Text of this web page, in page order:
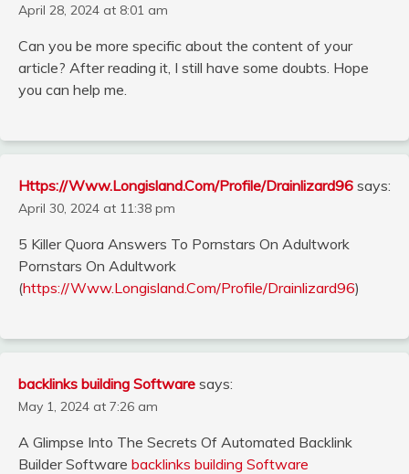
April 28, 2024 at 8:01 am
Can you be more specific about the content of your
article? After reading it, I still have some doubts. Hope
you can help me.
Https://Www.Longisland.Com/Profile/Drainlizard96 says:
April 30, 2024 at 11:38 pm
5 Killer Quora Answers To Pornstars On Adultwork
Pornstars On Adultwork
(https://Www.Longisland.Com/Profile/Drainlizard96)
backlinks building Software says:
May 1, 2024 at 7:26 am
A Glimpse Into The Secrets Of Automated Backlink
Builder Software backlinks building Software